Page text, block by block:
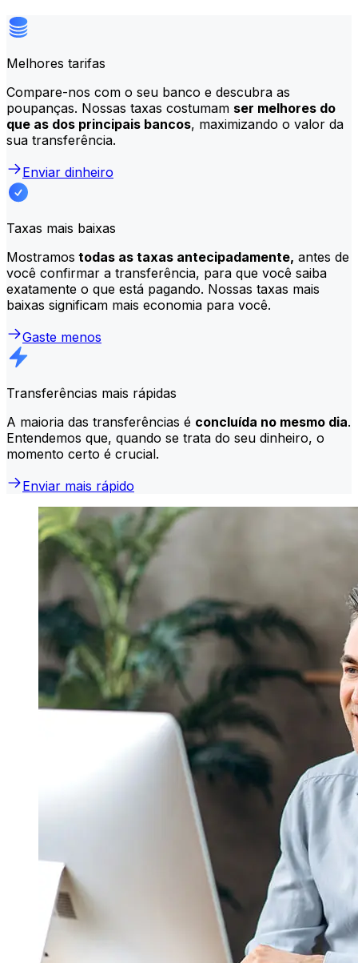
Melhores tarifas
Compare-nos com o seu banco e descubra as
poupanças. Nossas taxas costumam ser melhores do
que as dos principais bancos, maximizando o valor da
sua transferência.
Enviar dinheiro
Taxas mais baixas
Mostramos todas as taxas antecipadamente, antes de
você confirmar a transferência, para que você saiba
exatamente o que está pagando. Nossas taxas mais
baixas significam mais economia para você.
Gaste menos
Transferências mais rápidas
A maioria das transferências é concluída no mesmo dia.
Entendemos que, quando se trata do seu dinheiro, o
momento certo é crucial.
Enviar mais rápido